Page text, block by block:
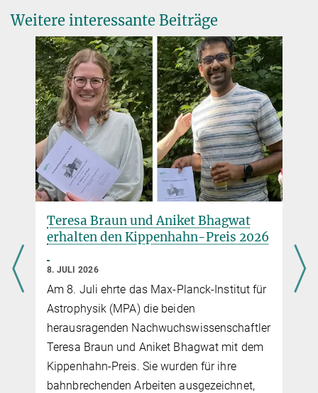
Mereghetti, S. et al.
INTEGRAL Discovery of a Burst with Associated Radio
Emission from the Magnetar SGR 1935+2154
ApJL, 898, L29 (2020)
Source
DOI
Y. Yuan, A. M. Beloborodov, A. Y. Chen, Y. Levin
Plasmoid ejection by Alfvén waves and the fast radio bursts
from SGR 1935+2154
ApJL, in press
Source
Y. Levin, A. M. Beloborodov, A. Bransgrove
Precessing Flaring Magnetar as a Source of Repeating FRB
180916.J0158+65
Weitere interessante Beiträge
Teresa Braun und Aniket Bhagwat
erhalten den Kippenhahn-Preis 2026
8. JULI 2026
Am 8. Juli ehrte das Max-Planck-Institut für
Astrophysik (MPA) die beiden
herausragenden Nachwuchswissenschaftler
Teresa Braun und Aniket Bhagwat mit dem
Kippenhahn-Preis. Sie wurden für ihre
bahnbrechenden Arbeiten ausgezeichnet,